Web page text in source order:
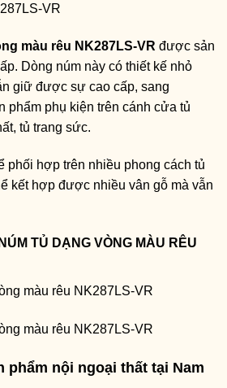
VR
màu rêu NK287LS-VR được sản
Dòng núm này có thiết kế nhỏ
giữ được sự cao cấp, sang
phẩm phụ kiện trên cánh cửa tủ
tủ trang sức.
phối hợp trên nhiều phong cách tủ
kết hợp được nhiều vân gỗ mà vẫn
TỦ DẠNG VÒNG MÀU RÊU
phẩm nội ngoại thất tại Nam